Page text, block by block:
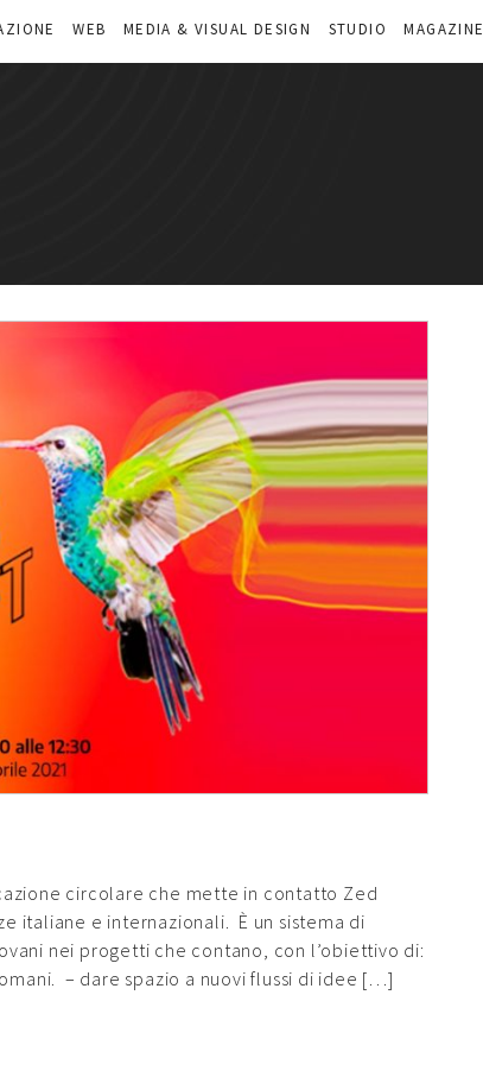
WEB MEDIA & VISUAL DESIGN STUDIO MAGAZINE
circolare che mette in contatto Zed
italiane e internazionali. È un sistema di
nei progetti che contano, con l’obiettivo di:
– dare spazio a nuovi flussi di idee […]